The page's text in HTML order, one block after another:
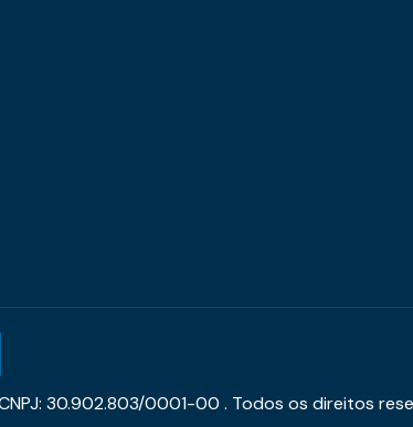
30.902.803/0001-00 . Todos os direitos